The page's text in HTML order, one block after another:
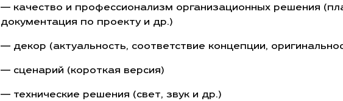
— качество и профессионализм организационных решения
документация по проекту и др.)
— декор (актуальность, соответствие концепции,
— сценарий (короткая версия)
— технические решения (свет, звук и др.)